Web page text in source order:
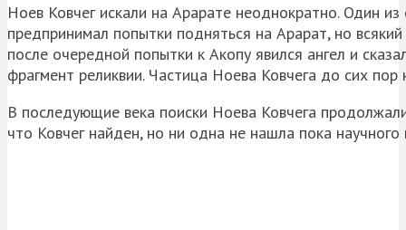
Ноев Ковчег искали на Арарате неоднократно. Один
предпринимал попытки подняться на Арарат, но
после очередной попытки к Акопу явился ангел и
фрагмент реликвии. Частица Ноева Ковчега до сих
В последующие века поиски Ноева Ковчега
что Ковчег найден, но ни одна не нашла пока